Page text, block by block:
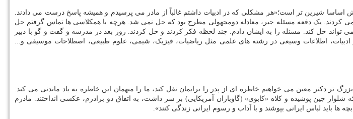
شیرین تر است؛«هر مشکلی که در ادبیات داشتم غالباً از مادر می پرسیدم و همیشه پاسخ درست می دادند.
کردند. یک دفعه مسئله جبر، معادله دومجهولی مطرح بود که حل نمی شد. هرچه با همکلاسی ها تماس گرفتم حل
حل کند. مسئله را به ایشان دادم. چند لحظه فکر کردند و حل کردند. روز بعد در مدرسه و گفت و گو با دبیر
اطلاعات وسیعی در رشته های علمی مثل ریاضیات، فیزیک، شیمی، علوم طبیعی، اصطلاحات موسیقی و...
دکتر معین می خواهیم خاطره ای از پدر را برایمان نقل کند، ما را میهمان این خاطره به یاد ماندنی می کند:
۵ یا ۶ساله بود. روزی در حیاط منزل درحالی که شلوار جین پوشیده و کلاه «کابوی» (گاوبازان آمریکایی) بر سر داشت، به اتفاق دو برادرم، عکسی انداختند. مادرم
باید لباس ایرانی بپوشند و با آداب و رسوم ایرانی زندگی کنند».